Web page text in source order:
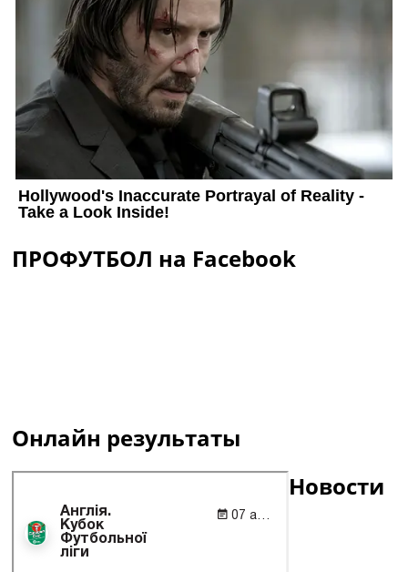
ПРОФУТБОЛ на Facebook
Онлайн результаты
Новости